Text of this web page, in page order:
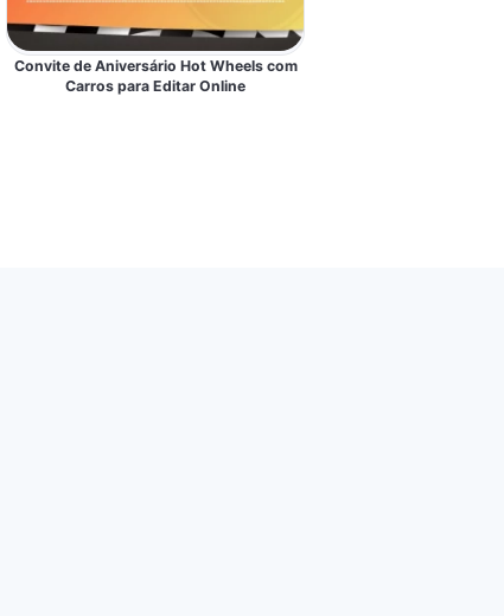
Convite de Aniversário Hot Wheels com
Carros para Editar Online